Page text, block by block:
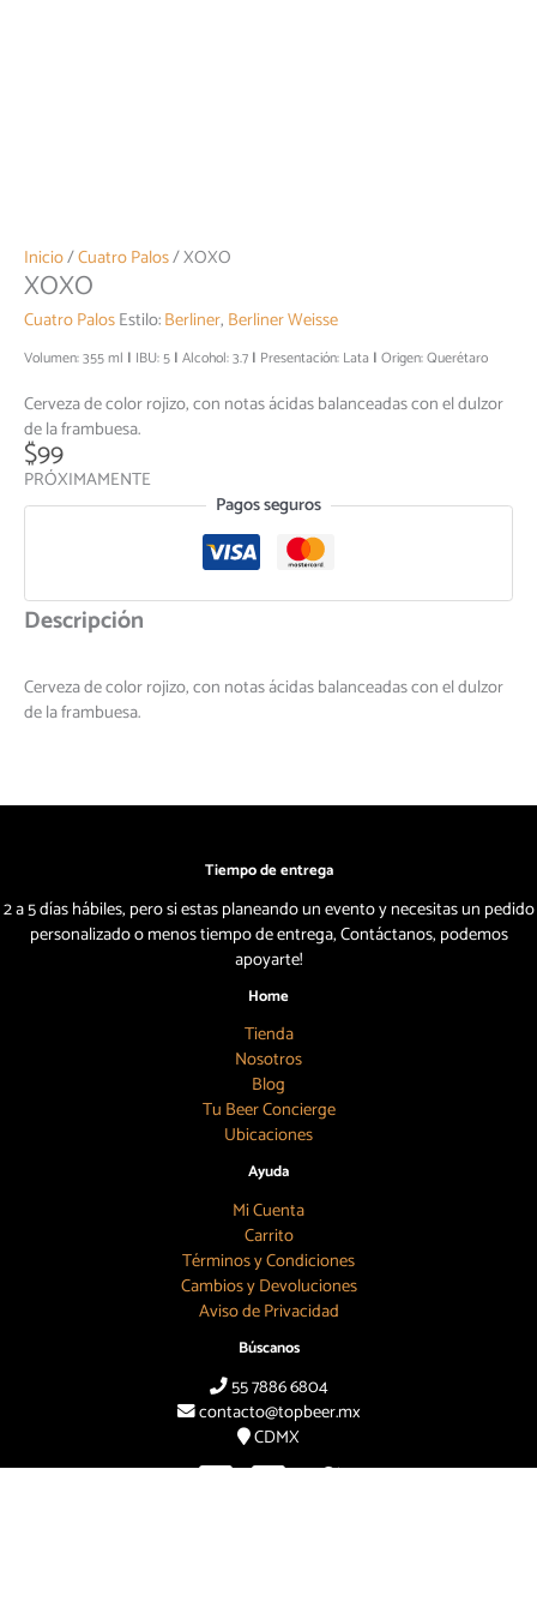
Inicio/Cuatro Palos/ XOXO
XOXO
Cuatro PalosEstilo:Berliner, Berliner Weisse
Volumen: 355 ml IBU: 5 Alcohol: 3.7 Presentación: Lata Origen: Querétaro
Cerveza de color rojizo, con notas ácidas balanceadas con el dulzor
de la frambuesa.
$99
PRÓXIMAMENTE
Pagos seguros
Descripción
Cerveza de color rojizo, con notas ácidas balanceadas con el dulzor
de la frambuesa.
Tiempo de entrega
2 a 5 días hábiles, pero si estas planeando un evento y necesitas un pedido
personalizado o menos tiempo de entrega, Contáctanos, podemos
apoyarte!
Home
Tienda
Nosotros
Blog
Tu Beer Concierge
Ubicaciones
Ayuda
Mi Cuenta
Carrito
Términos y Condiciones
Cambios y Devoluciones
Aviso de Privacidad
Búscanos
55 7886 6804
contacto@topbeer.mx
CDMX